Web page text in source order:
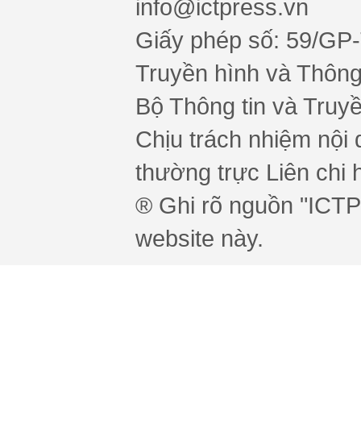
info@ictpress.vn
Giấy phép số: 59/
Truyền hình và
Bộ Thông tin và
Chịu trách nhiệm nội
thường trực Liên chi
® Ghi rõ nguồn
website này.